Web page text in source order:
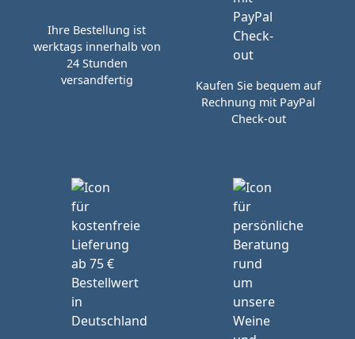
Ihre Bestellung ist
werktags innerhalb von
24 Stunden
versandfertig
Kaufen Sie bequem auf
Rechnung mit PayPal
Check-out